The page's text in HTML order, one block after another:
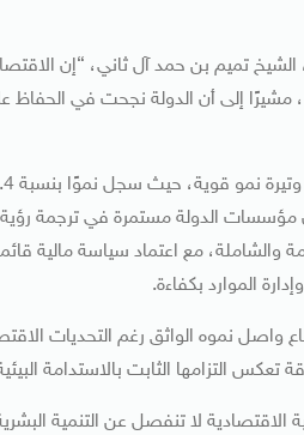
تميم بن حمد آل ثاني، “إن
مشيرًا إلى أن الدولة نجحت في
والشاملة، مع اعتماد سياسة مالية
الموارد بكفاءة.
واصل نموه الواثق رغم التحديات
التزامها الثابت بالاستدامة
لا تنفصل عن التنمية